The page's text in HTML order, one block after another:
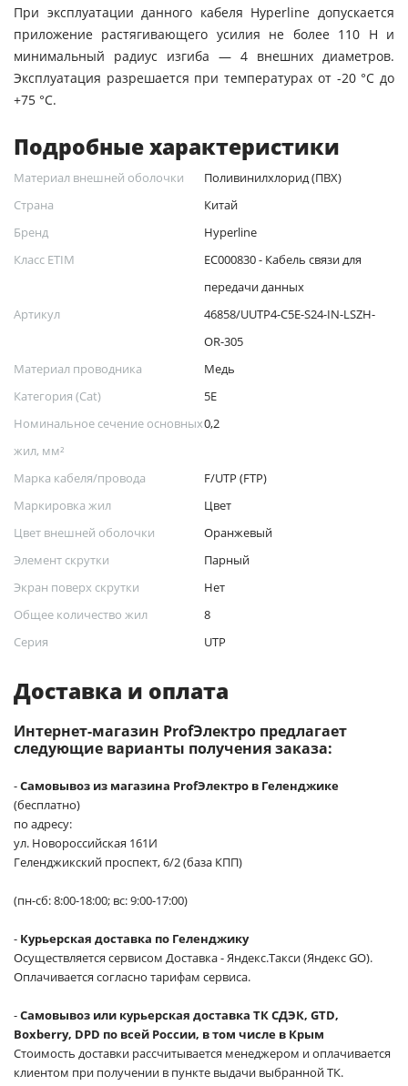
При эксплуатации данного кабеля Hyperline допускается
приложение растягивающего усилия не более 110 Н и
минимальный радиус изгиба — 4 внешних диаметров.
Эксплуатация разрешается при температурах от -20 °C до
+75 °C.
Подробные характеристики
Материал внешней оболочки
Поливинилхлорид (ПВХ)
Страна
Китай
Бренд
Hyperline
Класс ETIM
EC000830 - Кабель связи для
передачи данных
Артикул
46858/UUTP4-C5E-S24-IN-LSZH-
OR-305
Материал проводника
Медь
Категория (Cat)
5E
Номинальное сечение основных
жил, мм²
0,2
Марка кабеля/провода
F/UTP (FTP)
Маркировка жил
Цвет
Цвет внешней оболочки
Оранжевый
Элемент скрутки
Парный
Экран поверх скрутки
Нет
Общее количество жил
8
Серия
UTP
Доставка и оплата
Интернет-магазин ProfЭлектро предлагает
следующие варианты получения заказа:
-Самовывоз из магазина ProfЭлектро в Геленджике
(бесплатно)
по адресу:
ул. Новороссийская 161И
Геленджикский проспект, 6/2 (база КПП)
(пн-сб: 8:00-18:00; вс: 9:00-17:00)
- Курьерская доставка по Геленджику
Осуществляется сервисом Доставка - Яндекс.Такси (Яндекс GO).
Оплачивается согласно тарифам сервиса.
-Самовывоз или курьерская доставка ТК СДЭК, GTD,
Boxberry, DPD по всей России, в том числе в Крым
Стоимость доставки рассчитывается менеджером и оплачивается
клиентом при получении в пункте выдачи выбранной ТК.